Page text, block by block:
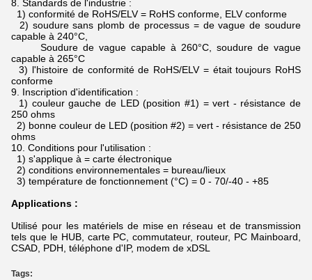
8. Standards de l'industrie :
1) conformité de RoHS/ELV = RoHS conforme, ELV conforme
2) soudure sans plomb de processus = de vague de soudure
capable à 240°C,
Soudure de vague capable à 260°C, soudure de vague
capable à 265°C
3) l'histoire de conformité de RoHS/ELV = était toujours RoHS
conforme
9. Inscription d'identification :
1) couleur gauche de LED (position #1) = vert - résistance de
250 ohms
2) bonne couleur de LED (position #2) = vert - résistance de 250
ohms
10. Conditions pour l'utilisation :
1) s'applique à = carte électronique
2) conditions environnementales = bureau/lieux
3) température de fonctionnement (°C) = 0 - 70/-40 - +85
Applications :
Utilisé pour les matériels de mise en réseau et de transmission
tels que le HUB, carte PC, commutateur, routeur, PC Mainboard,
CSAD, PDH, téléphone d'IP, modem de xDSL
Tags: